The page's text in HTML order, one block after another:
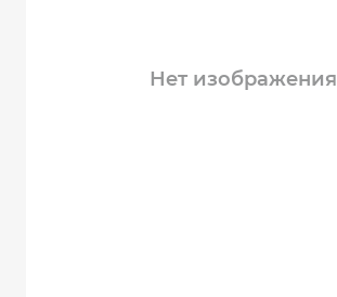
Нет изображения